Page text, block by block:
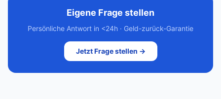
Eigene Frage stellen
Persönliche Antwort in <24h · Geld-zurück-Garantie
Jetzt Frage stellen →